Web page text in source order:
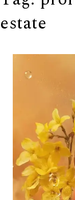
estate